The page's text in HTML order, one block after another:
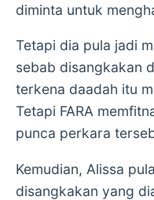
diminta untuk
Tetapi dia pula jadi
sebab disangkakan
terkena daadah itu
Tetapi FARA
punca perkara
Kemudian, Alissa
disangkakan yang